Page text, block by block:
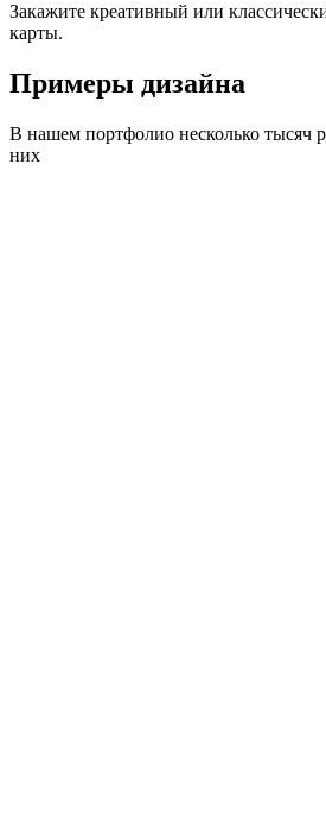
Закажите креативный или
карты.
Примеры дизайна
В нашем портфолио несколько тысяч
них